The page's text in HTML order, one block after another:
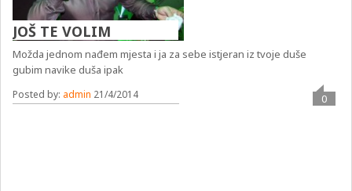
JOŠ TE VOLIM
Možda jednom nađem mjesta i ja za sebe istjeran iz tvoje duše
gubim navike duša ipak
Posted by: admin 21/4/2014 0